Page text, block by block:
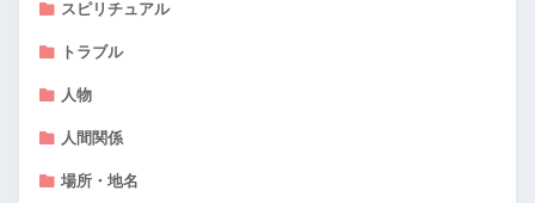
スピリチュアル
トラブル
人物
人間関係
場所・地名